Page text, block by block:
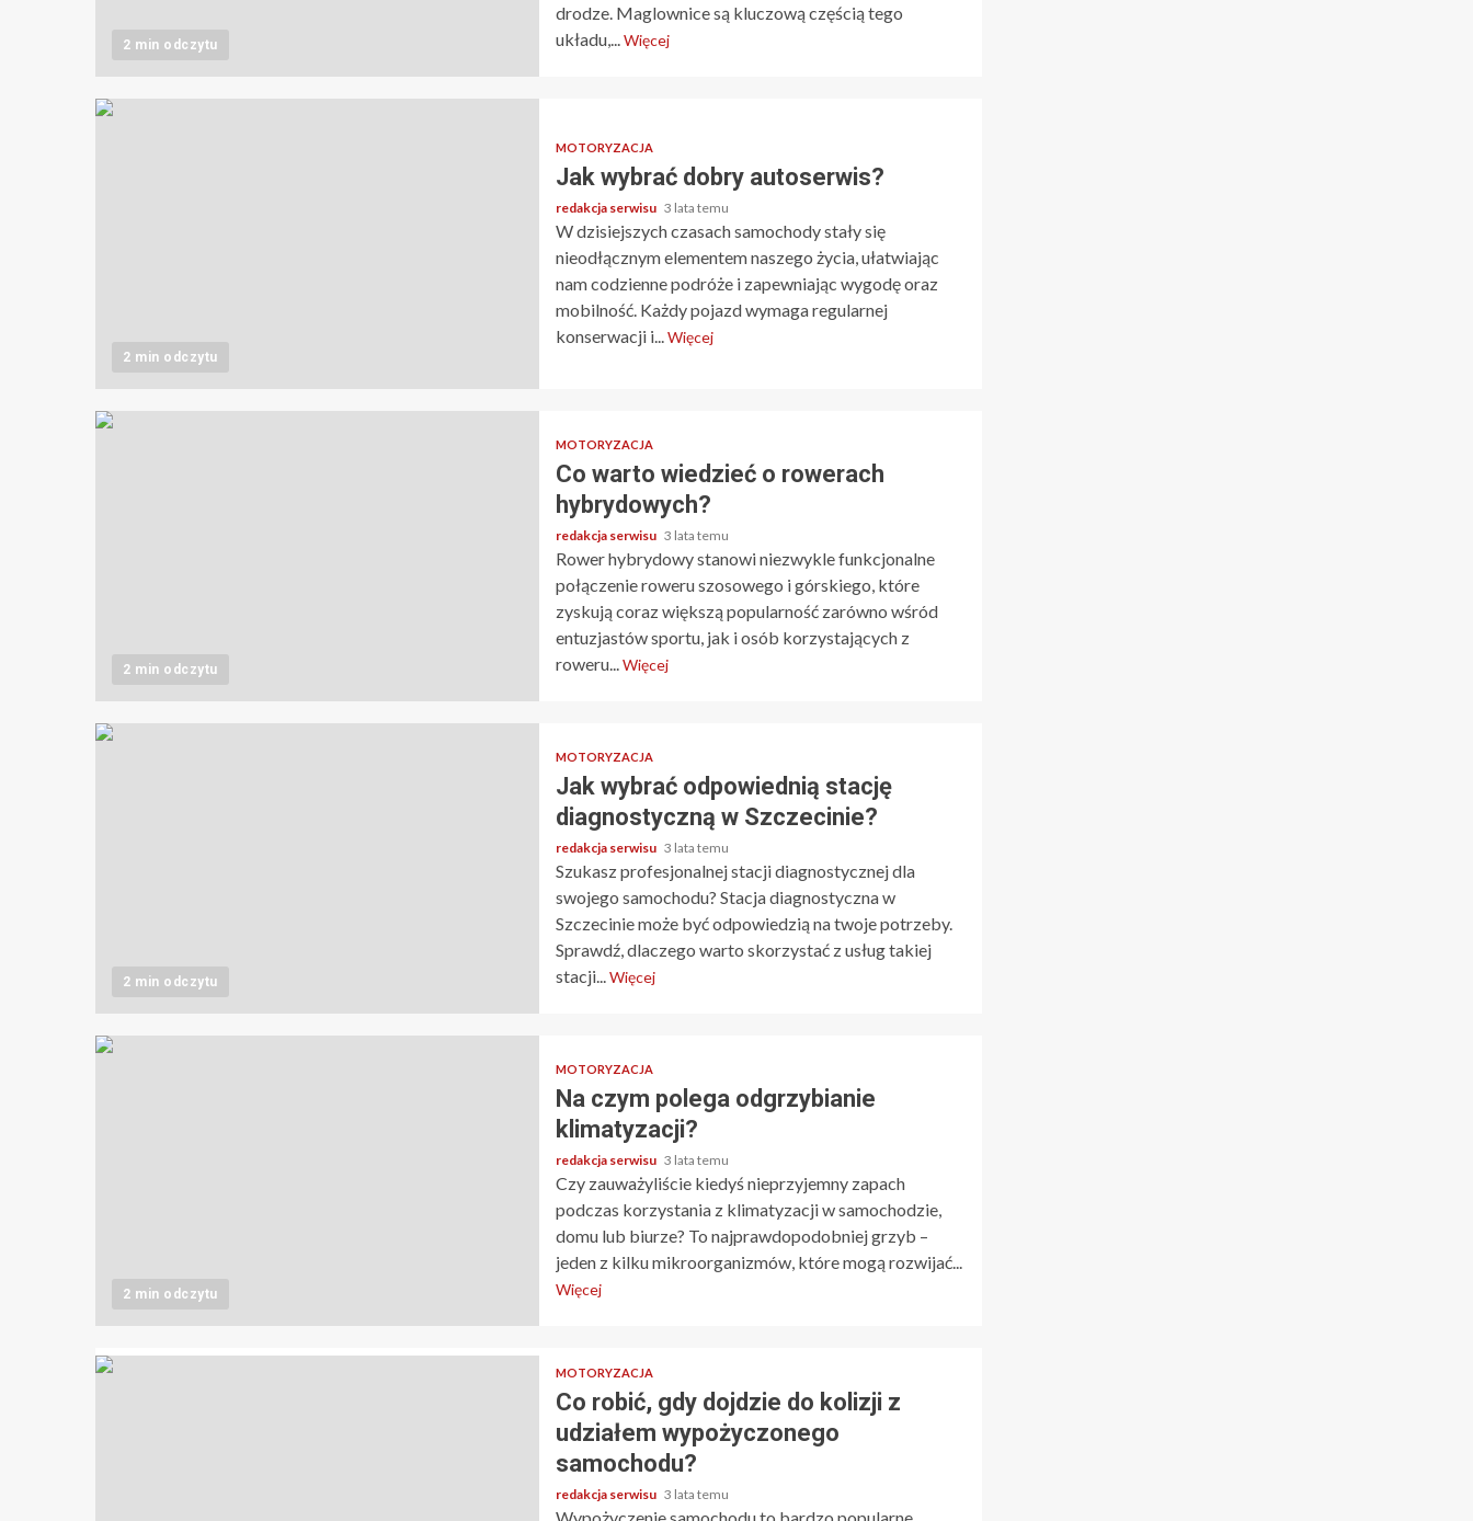
2 min odczytu
drodze. Maglownice są kluczową częścią tego
układu,... Więcej
2 min odczytu
MOTORYZACJA
Jak wybrać dobry autoserwis?
redakcja serwisu 3 lata temu
W dzisiejszych czasach samochody stały się
nieodłącznym elementem naszego życia, ułatwiając
nam codzienne podróże i zapewniając wygodę oraz
mobilność. Każdy pojazd wymaga regularnej
konserwacji i... Więcej
2 min odczytu
MOTORYZACJA
Co warto wiedzieć o rowerach
hybrydowych?
redakcja serwisu 3 lata temu
Rower hybrydowy stanowi niezwykle funkcjonalne
połączenie roweru szosowego i górskiego, które
zyskują coraz większą popularność zarówno wśród
entuzjastów sportu, jak i osób korzystających z
roweru... Więcej
2 min odczytu
MOTORYZACJA
Jak wybrać odpowiednią stację
diagnostyczną w Szczecinie?
redakcja serwisu 3 lata temu
Szukasz profesjonalnej stacji diagnostycznej dla
swojego samochodu? Stacja diagnostyczna w
Szczecinie może być odpowiedzią na twoje potrzeby.
Sprawdź, dlaczego warto skorzystać z usług takiej
stacji... Więcej
2 min odczytu
MOTORYZACJA
Na czym polega odgrzybianie
klimatyzacji?
redakcja serwisu 3 lata temu
Czy zauważyliście kiedyś nieprzyjemny zapach
podczas korzystania z klimatyzacji w samochodzie,
domu lub biurze? To najprawdopodobniej grzyb –
jeden z kilku mikroorganizmów, które mogą rozwijać...
Więcej
MOTORYZACJA
Co robić, gdy dojdzie do kolizji z
udziałem wypożyczonego
samochodu?
redakcja serwisu 3 lata temu